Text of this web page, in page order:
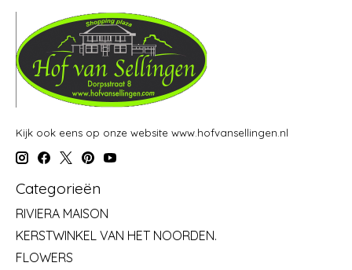
Kijk ook eens op onze website www.hofvansellingen.nl
Categorieën
RIVIERA MAISON
KERSTWINKEL VAN HET NOORDEN.
FLOWERS